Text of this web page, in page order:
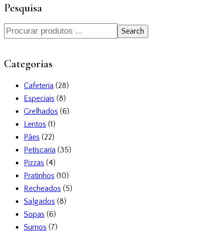
Pesquisa
Search
Categorias
Cafeteria (28)
Especiais (8)
Grelhados (6)
Lentos (1)
Pães (22)
Petiscaria (35)
Pizzas (4)
Pratinhos (10)
Recheados (5)
Salgados (8)
Sopas (6)
Sumos (7)